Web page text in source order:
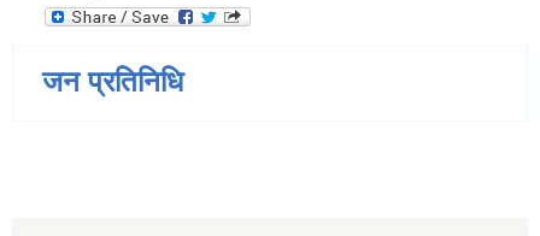
जन प्रतिनिधि